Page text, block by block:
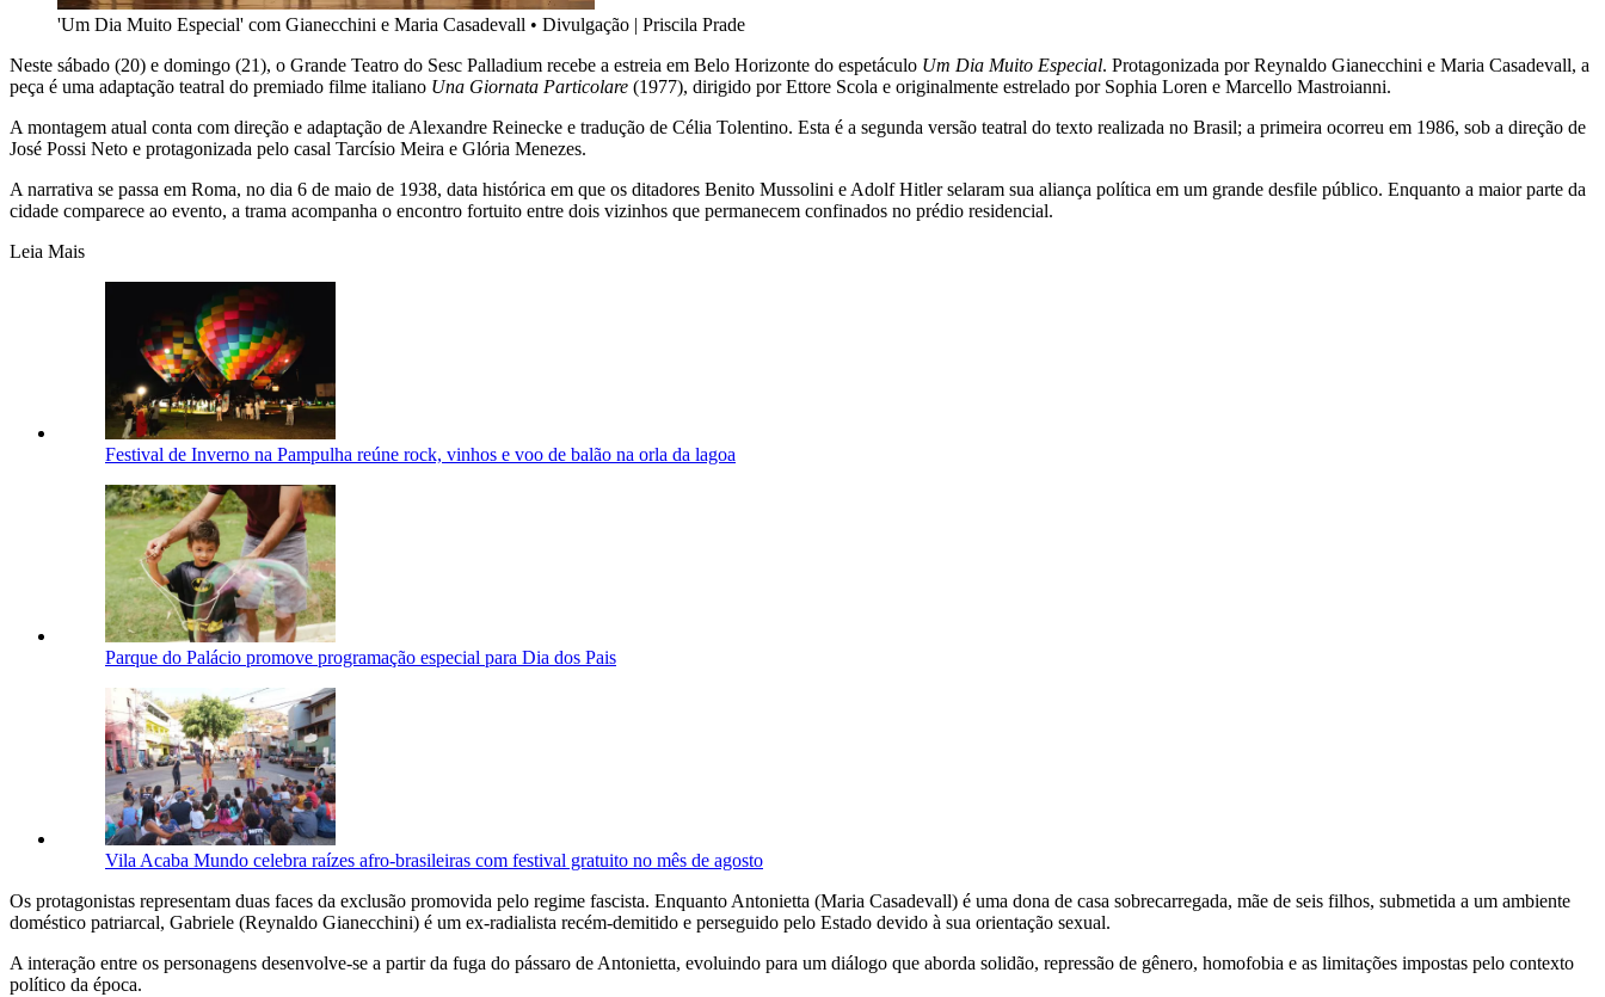
'Um Dia Muito Especial' com Gianecchini e Maria Casadevall • Divulgação | Priscila Prade
Neste sábado (20) e domingo (21), o Grande Teatro do Sesc Palladium recebe a estreia em Belo Horizonte do espetáculo Um Dia Muito Especial. Protagonizada por Reynaldo Gianecchini e Maria Casadevall, a
peça é uma adaptação teatral do premiado filme italiano Una Giornata Particolare (1977), dirigido por Ettore Scola e originalmente estrelado por Sophia Loren e Marcello Mastroianni.
A montagem atual conta com direção e adaptação de Alexandre Reinecke e tradução de Célia Tolentino. Esta é a segunda versão teatral do texto realizada no Brasil; a primeira ocorreu em 1986, sob a direção de
José Possi Neto e protagonizada pelo casal Tarcísio Meira e Glória Menezes.
A narrativa se passa em Roma, no dia 6 de maio de 1938, data histórica em que os ditadores Benito Mussolini e Adolf Hitler selaram sua aliança política em um grande desfile público. Enquanto a maior parte da
cidade comparece ao evento, a trama acompanha o encontro fortuito entre dois vizinhos que permanecem confinados no prédio residencial.
Leia Mais
Festival de Inverno na Pampulha reúne rock, vinhos e voo de balão na orla da lagoa
Parque do Palácio promove programação especial para Dia dos Pais
Vila Acaba Mundo celebra raízes afro-brasileiras com festival gratuito no mês de agosto
Os protagonistas representam duas faces da exclusão promovida pelo regime fascista. Enquanto Antonietta (Maria Casadevall) é uma dona de casa sobrecarregada, mãe de seis filhos, submetida a um ambiente
doméstico patriarcal, Gabriele (Reynaldo Gianecchini) é um ex-radialista recém-demitido e perseguido pelo Estado devido à sua orientação sexual.
A interação entre os personagens desenvolve-se a partir da fuga do pássaro de Antonietta, evoluindo para um diálogo que aborda solidão, repressão de gênero, homofobia e as limitações impostas pelo contexto
político da época.